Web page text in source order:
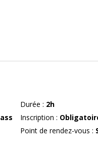
Durée : 2h
Inscription :
Point de rendez-vous :